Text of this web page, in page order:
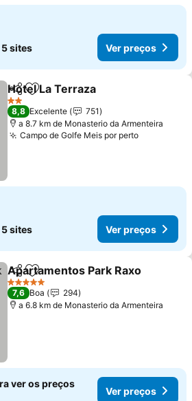
5 sites Ver preços
PartilharAdicionar aos favoritos
Hotel La Terraza
2 Estrelas
8,8 Excelente
751
a 8.7 km de Monasterio da Armenteira
Campo de Golfe Meis por pertoVer
5 sites Ver preços
PartilharAdicionar aos favoritos
Apartamentos Park Raxo
5 Estrelas
7,6 Boa
294
a 6.8 km de Monasterio da Armenteira
ver os preços
Ver preços